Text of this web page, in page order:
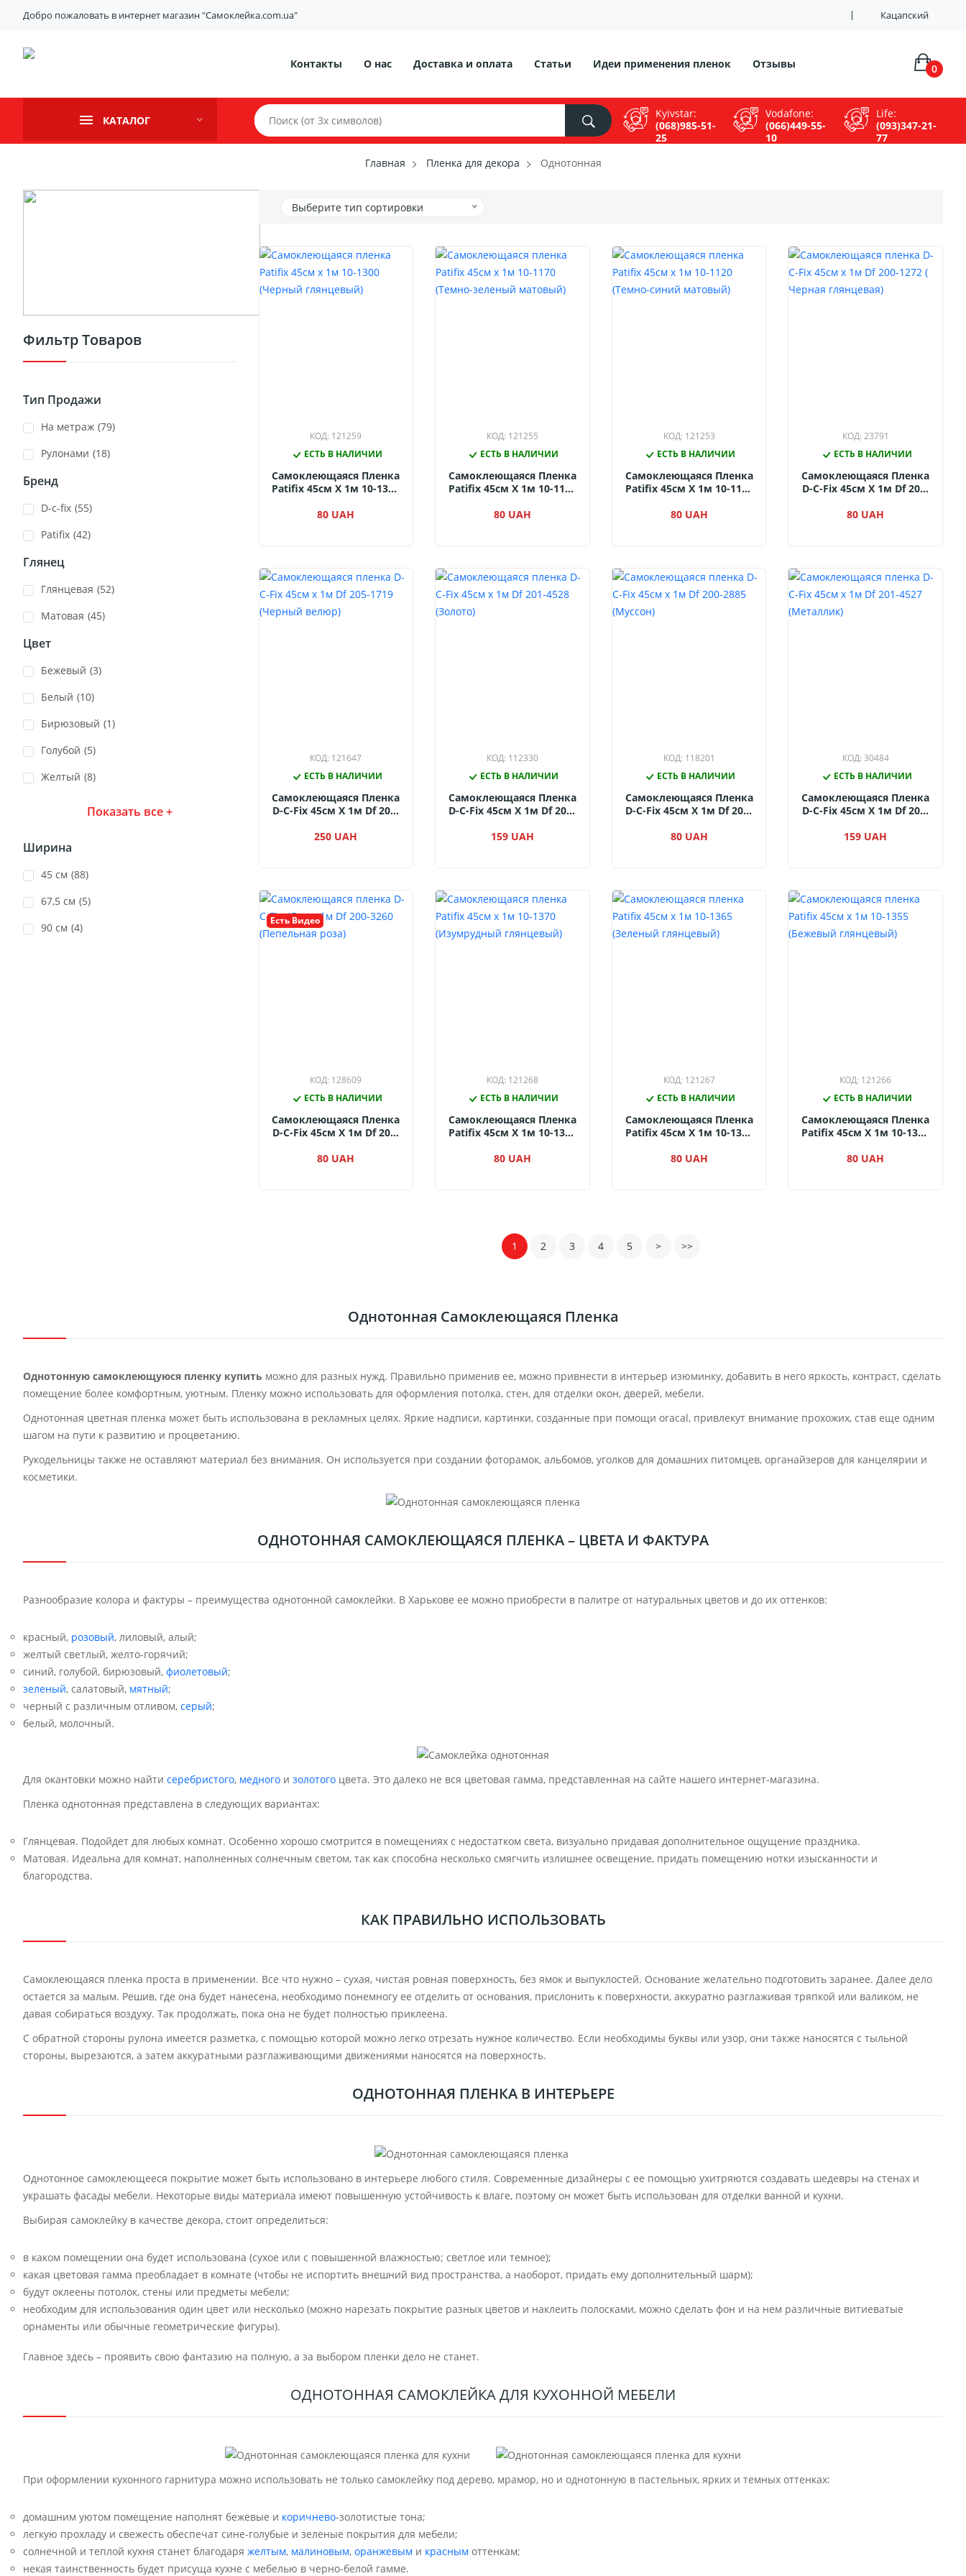
Добро пожаловать в интернет магазин "Самоклейка.com.ua" Кацапский
Контакты О нас Доставка и оплата Статьи Идеи применения пленок Отзывы 0
КАТАЛОГ
Kyivstar:
(068)985-51-
25
Vodafone:
(066)449-55-
10
Life:
(093)347-21-
77
Главная
Пленка для декора Однотонная
Выберите тип сортировки
КОД: 121259
ЕСТЬ В НАЛИЧИИ
Самоклеющаяся Пленка
Patifix 45см Х 1м 10-1300
80 UAH
КОД: 121255
ЕСТЬ В НАЛИЧИИ
Самоклеющаяся Пленка
Patifix 45см Х 1м 10-1170
Матовый)
80 UAH
КОД: 121253
ЕСТЬ В НАЛИЧИИ
Самоклеющаяся Пленка
Patifix 45см Х 1м 10-1120
80 UAH
КОД: 23791
ЕСТЬ В НАЛИЧИИ
Самоклеющаяся Пленка
D-C-Fix 45см Х 1м Df 200-
80 UAH
КОД: 121647
ЕСТЬ В НАЛИЧИИ
Самоклеющаяся Пленка
D-C-Fix 45см Х 1м Df 205-
250 UAH
КОД: 112330
ЕСТЬ В НАЛИЧИИ
Самоклеющаяся Пленка
D-C-Fix 45см Х 1м Df 201-
159 UAH
КОД: 118201
ЕСТЬ В НАЛИЧИИ
Самоклеющаяся Пленка
D-C-Fix 45см Х 1м Df 200-
80 UAH
КОД: 30484
ЕСТЬ В НАЛИЧИИ
Самоклеющаяся Пленка
D-C-Fix 45см Х 1м Df 201-
159 UAH
Есть Видео
КОД: 128609
ЕСТЬ В НАЛИЧИИ
Самоклеющаяся Пленка
D-C-Fix 45см Х 1м Df 200-
80 UAH
КОД: 121268
ЕСТЬ В НАЛИЧИИ
Самоклеющаяся Пленка
Patifix 45см Х 1м 10-1370
Глянцевый)
80 UAH
КОД: 121267
ЕСТЬ В НАЛИЧИИ
Самоклеющаяся Пленка
Patifix 45см Х 1м 10-1365
80 UAH
КОД: 121266
ЕСТЬ В НАЛИЧИИ
Самоклеющаяся Пленка
Patifix 45см Х 1м 10-1355
80 UAH
1 2 3 4 5 > >>
Фильтр Товаров
Тип Продажи
На метраж (79)
Рулонами (18)
Бренд
D-c-fix (55)
Patifix (42)
Глянец
Глянцевая (52)
Матовая (45)
Цвет
Бежевый (3)
Белый (10)
Бирюзовый (1)
Голубой (5)
Желтый (8)
Показать все +
Ширина
45 см (88)
67,5 см (5)
90 см (4)
Однотонная Самоклеющаяся Пленка
Однотонную самоклеющуюся пленку купить можно для разных нужд. Правильно применив ее, можно привнести в интерьер изюминку, добавить в него яркость, контраст, сделать
помещение более комфортным, уютным. Пленку можно использовать для оформления потолка, стен, для отделки окон, дверей, мебели.
Однотонная цветная пленка может быть использована в рекламных целях. Яркие надписи, картинки, созданные при помощи oracal, привлекут внимание прохожих, став еще одним
шагом на пути к развитию и процветанию.
Рукодельницы также не оставляют материал без внимания. Он используется при создании фоторамок, альбомов, уголков для домашних питомцев, органайзеров для канцелярии и
косметики.
ОДНОТОННАЯ САМОКЛЕЮЩАЯСЯ ПЛЕНКА – ЦВЕТА И ФАКТУРА
Разнообразие колора и фактуры – преимущества однотонной самоклейки. В Харькове ее можно приобрести в палитре от натуральных цветов и до их оттенков:
красный, розовый, лиловый, алый;
желтый светлый, желто-горячий;
синий, голубой, бирюзовый, фиолетовый;
зеленый, салатовый, мятный;
черный с различным отливом, серый;
белый, молочный.
Для окантовки можно найти серебристого, медного и золотого цвета. Это далеко не вся цветовая гамма, представленная на сайте нашего интернет-магазина.
Пленка однотонная представлена в следующих вариантах:
Глянцевая. Подойдет для любых комнат. Особенно хорошо смотрится в помещениях с недостатком света, визуально придавая дополнительное ощущение праздника.
Матовая. Идеальна для комнат, наполненных солнечным светом, так как способна несколько смягчить излишнее освещение, придать помещению нотки изысканности и
благородства.
КАК ПРАВИЛЬНО ИСПОЛЬЗОВАТЬ
Самоклеющаяся пленка проста в применении. Все что нужно – сухая, чистая ровная поверхность, без ямок и выпуклостей. Основание желательно подготовить заранее. Далее дело
остается за малым. Решив, где она будет нанесена, необходимо понемногу ее отделить от основания, прислонить к поверхности, аккуратно разглаживая тряпкой или валиком, не
давая собираться воздуху. Так продолжать, пока она не будет полностью приклеена.
С обратной стороны рулона имеется разметка, с помощью которой можно легко отрезать нужное количество. Если необходимы буквы или узор, они также наносятся с тыльной
стороны, вырезаются, а затем аккуратными разглаживающими движениями наносятся на поверхность.
ОДНОТОННАЯ ПЛЕНКА В ИНТЕРЬЕРЕ
Однотонное самоклеющееся покрытие может быть использовано в интерьере любого стиля. Современные дизайнеры с ее помощью ухитряются создавать шедевры на стенах и
украшать фасады мебели. Некоторые виды материала имеют повышенную устойчивость к влаге, поэтому он может быть использован для отделки ванной и кухни.
Выбирая самоклейку в качестве декора, стоит определиться:
в каком помещении она будет использована (сухое или с повышенной влажностью; светлое или темное);
какая цветовая гамма преобладает в комнате (чтобы не испортить внешний вид пространства, а наоборот, придать ему дополнительный шарм);
будут оклеены потолок, стены или предметы мебели;
необходим для использования один цвет или несколько (можно нарезать покрытие разных цветов и наклеить полосками, можно сделать фон и на нем различные витиеватые
орнаменты или обычные геометрические фигуры).
Главное здесь – проявить свою фантазию на полную, а за выбором пленки дело не станет.
ОДНОТОННАЯ САМОКЛЕЙКА ДЛЯ КУХОННОЙ МЕБЕЛИ
При оформлении кухонного гарнитура можно использовать не только самоклейку под дерево, мрамор, но и однотонную в пастельных, ярких и темных оттенках:
домашним уютом помещение наполнят бежевые и коричнево-золотистые тона;
легкую прохладу и свежесть обеспечат сине-голубые и зеленые покрытия для мебели;
солнечной и теплой кухня станет благодаря желтым, малиновым, оранжевым и красным оттенкам;
некая таинственность будет присуща кухне с мебелью в черно-белой гамме.